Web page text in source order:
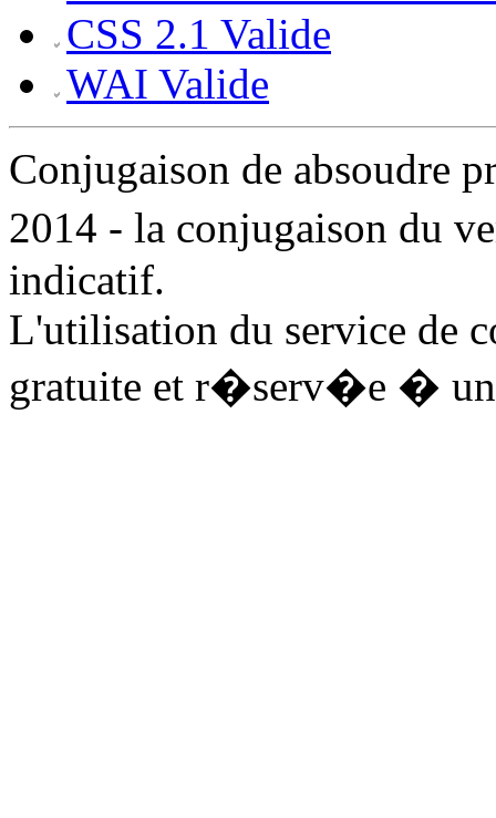
CSS 2.1 Valide
WAI Valide
Conjugaison de
2014 - la conjugaison du
indicatif.
L'utilisation du service de
gratuite et r�serv�e � un